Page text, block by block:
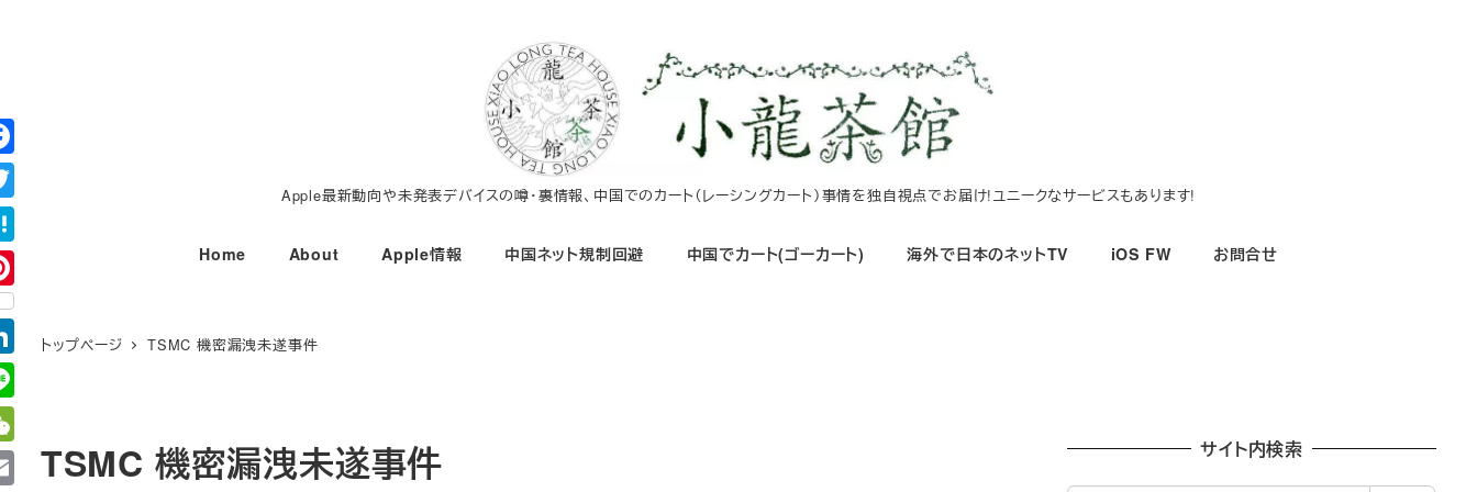
コ
ン
テ
ン
ツ
へ
移
動
Apple最新動向や未発表デバイスの噂・裏情報、中国でのカート（レーシングカート）事情を独自視点でお届け!ユニークなサービスもあります!
Home About Apple情報 中国ネット規制回避 中国でカート(ゴーカート) 海外で日本のネットTV iOS FW お問合せ
トップページ TSMC 機密漏洩未遂事件
TSMC 機密漏洩未遂事件 サイト内検索